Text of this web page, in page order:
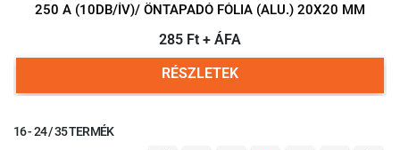
250 A (10DB/ÍV)/ ÖNTAPADÓ FÓLIA (ALU.) 20X20 MM
285 Ft + ÁFA
RÉSZLETEK
16 - 24 / 35 TERMÉK